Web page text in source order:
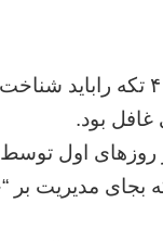
یکم. نسل شبکه های اجتماعی با هویت
بود.
اول
بجای مدیریت بر